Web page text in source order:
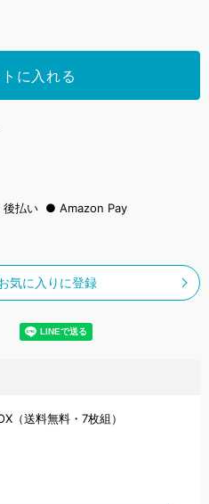
に入れる
後払い Amazon Pay
気に入りに登録
（送料無料・7枚組）